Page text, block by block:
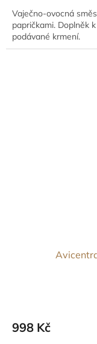
Vaječno-ovocná
papričkami. Doplněk
podávané krmení.
998 Kč